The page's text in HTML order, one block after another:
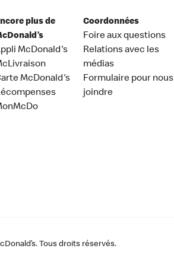
plus de
McDonald's
McDonald's
Coordonnées
Foire aux questions
Relations avec les
médias
Formulaire pour nous
joindre
Tous droits réservés.